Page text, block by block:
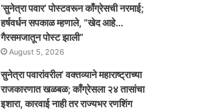
‘सुनेत्रा पवार’ पोस्टवरून काँग्रेसची नरमाई;
हर्षवर्धन सपकाळ म्हणाले, “खेद आहे…
गैरसमजातून पोस्ट झाली”
August 5, 2026
सुनेत्रा पवारांवरील’ वक्तव्याने महाराष्ट्राच्या
राजकारणात खळबळ; काँग्रेसला २४ तासांचा
इशारा, कारवाई नाही तर राज्यभर रणशिंग